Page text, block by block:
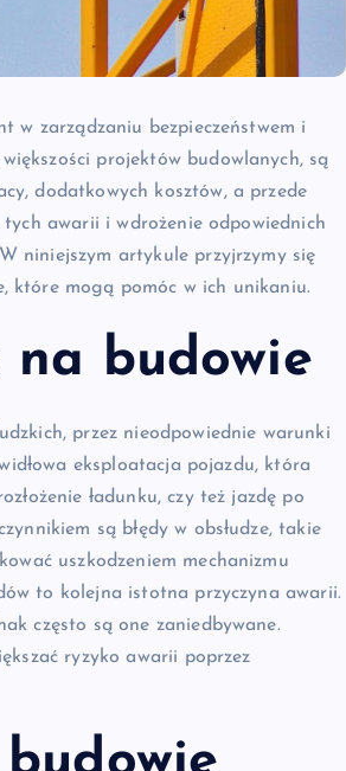
w zarządzaniu bezpieczeństwem i
projektów budowlanych, są
dodatkowych kosztów, a przede
awarii i wdrożenie odpowiednich
niniejszym artykule przyjrzymy się
które mogą pomóc w ich unikaniu.
na budowie
przez nieodpowiednie warunki
eksploatacja pojazdu, która
ładunku, czy też jazdę po
są błędy w obsłudze, takie
uszkodzeniem mechanizmu
to kolejna istotna przyczyna awarii.
często są one zaniedbywane.
ryzyko awarii poprzez